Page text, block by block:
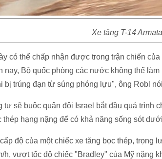
Xe tăng T-14
có thể chấp nhận được trong trận chiến
nay, Bộ quốc phòng các nước không thể
bị trúng đạn từ súng phóng lựu", ông Robl
tự sẽ buộc quân đội Israel bắt đầu quá trình
thép hạng nặng để có khả năng sống sót
cấp độ của một chiếc xe tăng bọc thép, trọng
h, vượt tốc độ chiếc "Bradley" của Mỹ nặng